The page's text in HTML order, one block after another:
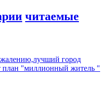
читаемые
город
план "миллионный житель "